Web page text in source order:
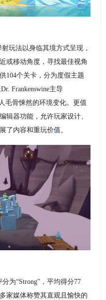
玩法以身临其境方式呈现，
或移动角度，寻找最佳视角
104个关卡，分为度假主题
Frankenswine主导
毛骨悚然的环境变化。更值
辑器功能，允许玩家设计、
了内容和重玩价值。
为“Strong”，平均得分77
家媒体称赞其直观且愉快的